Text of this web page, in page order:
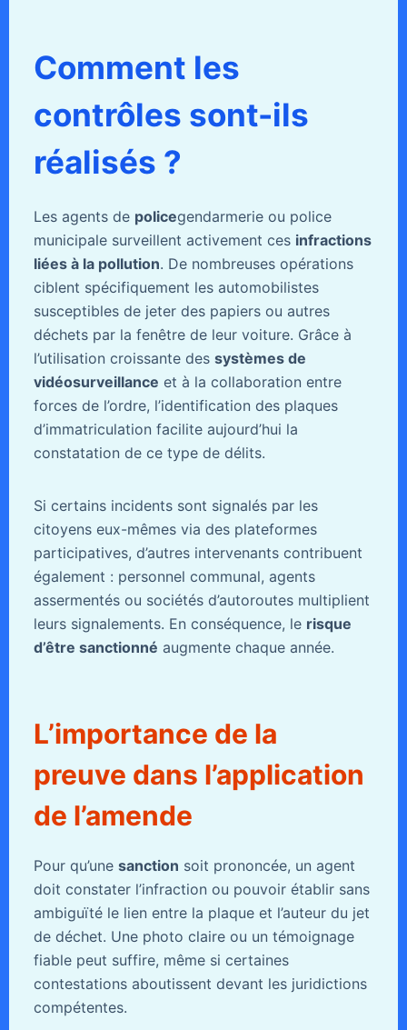
Comment les
contrôles sont-ils
réalisés ?
Les agents de policegendarmerie ou police
municipale surveillent activement ces infractions
liées à la pollution. De nombreuses opérations
ciblent spécifiquement les automobilistes
susceptibles de jeter des papiers ou autres
déchets par la fenêtre de leur voiture. Grâce à
l’utilisation croissante des systèmes de
vidéosurveillance et à la collaboration entre
forces de l’ordre, l’identification des plaques
d’immatriculation facilite aujourd’hui la
constatation de ce type de délits.
Si certains incidents sont signalés par les
citoyens eux-mêmes via des plateformes
participatives, d’autres intervenants contribuent
également : personnel communal, agents
assermentés ou sociétés d’autoroutes multiplient
leurs signalements. En conséquence, le risque
d’être sanctionné augmente chaque année.
L’importance de la
preuve dans l’application
de l’amende
Pour qu’une sanction soit prononcée, un agent
doit constater l’infraction ou pouvoir établir sans
ambiguïté le lien entre la plaque et l’auteur du jet
de déchet. Une photo claire ou un témoignage
fiable peut suffire, même si certaines
contestations aboutissent devant les juridictions
compétentes.